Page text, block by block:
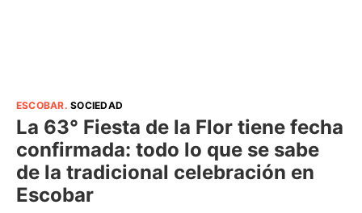
ESCOBAR.SOCIEDAD
La 63° Fiesta de la Flor tiene fecha
confirmada: todo lo que se sabe
de la tradicional celebración en
Escobar